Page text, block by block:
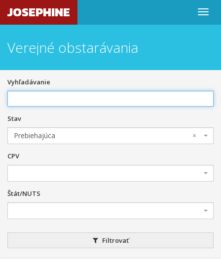
JOSEPHINE
Verejné obstarávania
Vyhľadávanie
Stav
×
Prebiehajúca
CPV
Štát/NUTS
Filtrovať